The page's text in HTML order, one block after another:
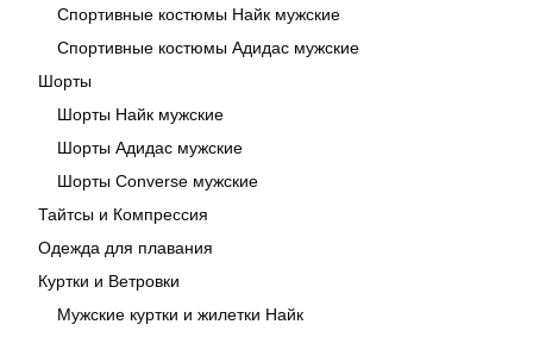
Спортивные костюмы Найк мужские
Спортивные костюмы Адидас мужские
Шорты
Шорты Найк мужские
Шорты Адидас мужские
Шорты Converse мужские
Тайтсы и Компрессия
Одежда для плавания
Куртки и Ветровки
Мужские куртки и жилетки Найк